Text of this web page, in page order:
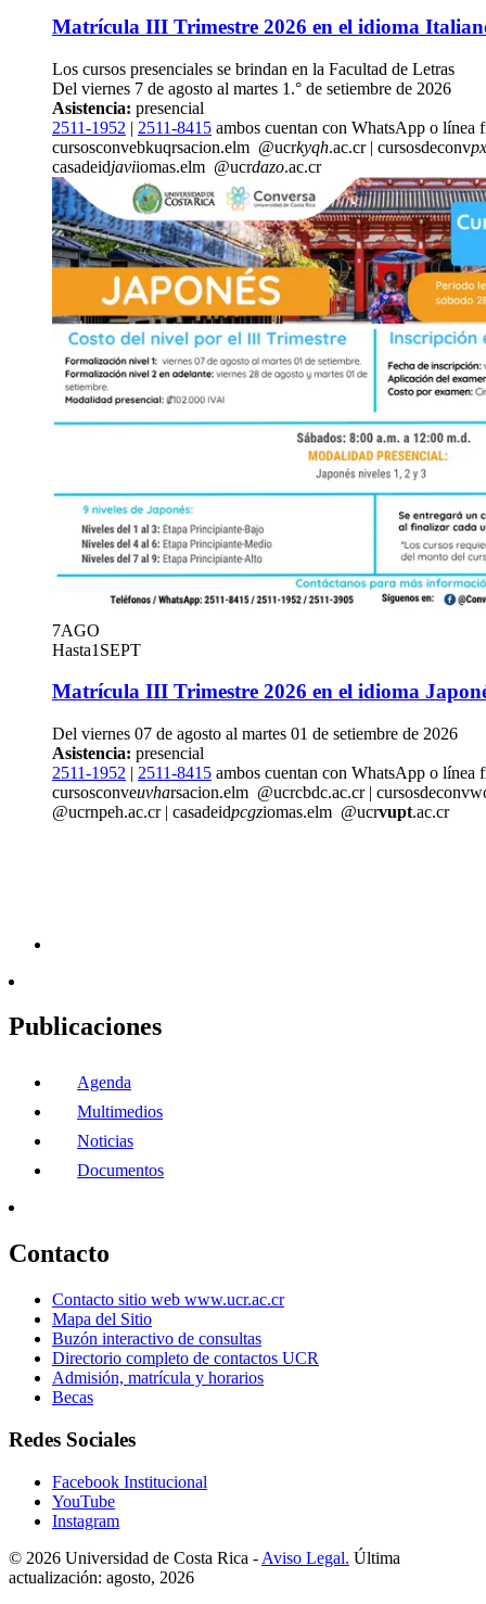
Matrícula III Trimestre 2026 en el idioma
Los cursos presenciales se brindan en la Facultad de Letras
Del viernes 7 de agosto al martes 1.° de setiembre de 2026
Asistencia: presencial
2511-1952 | 2511-8415 ambos cuentan con WhatsApp o línea
cursosconvebkuqrsacion.elm @ucrkyqh.ac.cr| cursosdeconv
casadeidjaviiomas.elm @ucrdazo.ac.cr
7AGO
Hasta1 SEPT
Matrícula III Trimestre 2026 en el idioma
Del viernes 07 de agosto al martes 01 de setiembre de 2026
Asistencia: presencial
2511-1952 | 2511-8415 ambos cuentan con WhatsApp o línea
cursosconveuvharsacion.elm @ucrcbdc.ac.cr| cursosdeconv
@ucrnpeh.ac.cr| casadeidpcgziomas.elm @ucrvupt.ac.cr
Publicaciones
Agenda
Multimedios
Noticias
Documentos
Contacto
Contacto sitio web www.ucr.ac.cr
Mapa del Sitio
Buzón interactivo de consultas
Directorio completo de contactos UCR
Admisión, matrícula y horarios
Becas
Redes Sociales
Facebook Institucional
YouTube
Instagram
© 2026 Universidad de Costa Rica - Aviso Legal. Última
actualización: agosto, 2026